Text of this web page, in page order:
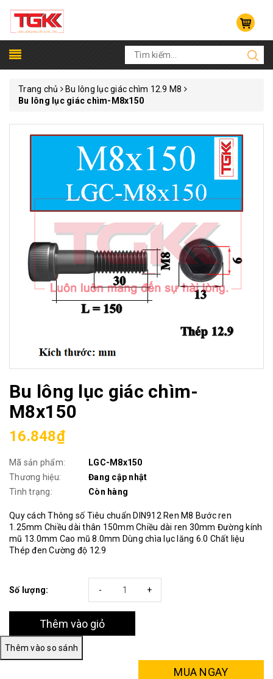
Trang chủ
Bu lông lục giác chìm 12.9 M8
Bu lông lục giác chìm-M8x150
Bu lông lục giác chìm-
M8x150
16.848₫
Mã sản phẩm:
LGC-M8x150
Thương hiệu:
Đang cập nhật
Tình trạng:
Còn hàng
Quy cách Thông số Tiêu chuẩn DIN912 Ren M8 Bước ren
1.25mm Chiều dài thân 150mm Chiều dài ren 30mm Đường kính
mũ 13.0mm Cao mũ 8.0mm Dùng chìa lục lăng 6.0 Chất liệu
Thép đen Cường độ 12.9
Số lượng: +
-
Thêm vào giỏ
MUA NGAY